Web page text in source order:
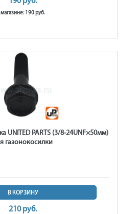
190 руб.
UNITED PARTS (3/8-24UNF×50мм)
газонокосилки
В КОРЗИНУ
210 руб.